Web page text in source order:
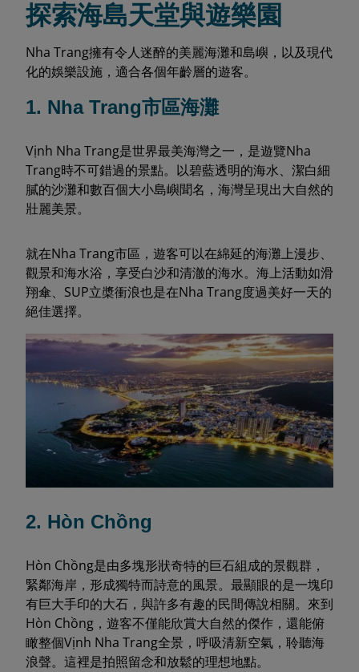
探索海島天堂與遊樂園
Nha Trang擁有令人迷醉的美麗海灘和島嶼，以及現代
化的娛樂設施，適合各個年齡層的遊客。
1. Nha Trang市區海灘
Vịnh Nha Trang是世界最美海灣之一，是遊覽Nha
Trang時不可錯過的景點。以碧藍透明的海水、潔白細
膩的沙灘和數百個大小島嶼聞名，海灣呈現出大自然的
壯麗美景。
就在Nha Trang市區，遊客可以在綿延的海灘上漫步、
觀景和海水浴，享受白沙和清澈的海水。海上活動如滑
翔傘、SUP立槳衝浪也是在Nha Trang度過美好一天的
絕佳選擇。
2. Hòn Chồng
Hòn Chồng是由多塊形狀奇特的巨石組成的景觀群，
緊鄰海岸，形成獨特而詩意的風景。最顯眼的是一塊印
有巨大手印的大石，與許多有趣的民間傳說相關。來到
Hòn Chồng，遊客不僅能欣賞大自然的傑作，還能俯
瞰整個Vịnh Nha Trang全景，呼吸清新空氣，聆聽海
浪聲。這裡是拍照留念和放鬆的理想地點。